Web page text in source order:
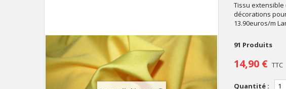
Tissu
décorations
13.90euros/m
91 Produits
14,90 € TTC
Quantité :